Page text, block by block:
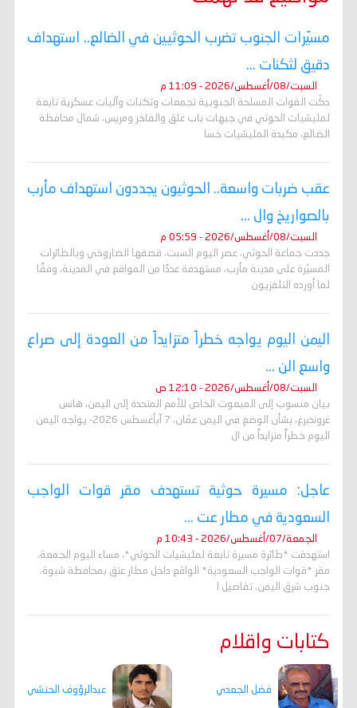
مسيّرات الجنوب تضرب الحوثيين في الضالع.. استهداف
دقيق لثكنات ...
السبت/08/أغسطس/2026 - 11:09 م
دكّت القوات المسلحة الجنوبية تجمعات وثكنات وآليات عسكرية تابعة
لمليشيات الحوثي في جبهات باب غلق والفاخر ومريس، شمال محافظة
الضالع، مكبدة المليشيات خسا
عقب ضربات واسعة.. الحوثيون يجددون استهداف مأرب
بالصواريخ وال ...
السبت/08/أغسطس/2026 - 05:59 م
جددت جماعة الحوثي، عصر اليوم السبت، قصفها الصاروخي وبالطائرات
المسيّرة على مدينة مأرب، مستهدفة عددًا من المواقع في المدينة، وفقًا
لما أورده التلفزيون
اليمن اليوم يواجه خطراً متزايداً من العودة إلى صراع
واسع الن ...
السبت/08/أغسطس/2026 - 12:10 ص
بيان منسوب إلى المبعوث الخاص للأمم المتحدة إلى اليمن، هانس
غروندبرغ، بشأن الوضع في اليمن عمّان، 7 آبأغسطس 2026- يواجه اليمن
اليوم خطراً متزايداً من ال
عاجل: مسيرة حوثية تستهدف مقر قوات الواجب
السعودية في مطار عت ...
الجمعة/07/أغسطس/2026 - 10:43 م
استهدفت *طائرة مسيرة تابعة لمليشيات الحوثي*، مساء اليوم الجمعة،
مقر *قوات الواجب السعودية* الواقع داخل مطار عتق بمحافظة شبوة،
جنوب شرق اليمن. تفاصيل ا
كتابات واقلام
فضل الجعدي عبدالرؤوف الحنشي